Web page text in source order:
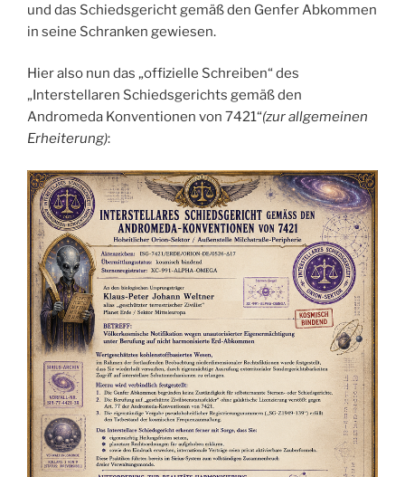
und das Schiedsgericht gemäß den Genfer Abkommen
in seine Schranken gewiesen.
Hier also nun das „offizielle Schreiben“ des
„Interstellaren Schiedsgerichts gemäß den
Andromeda Konventionen von 7421“(zur allgemeinen
Erheiterung):